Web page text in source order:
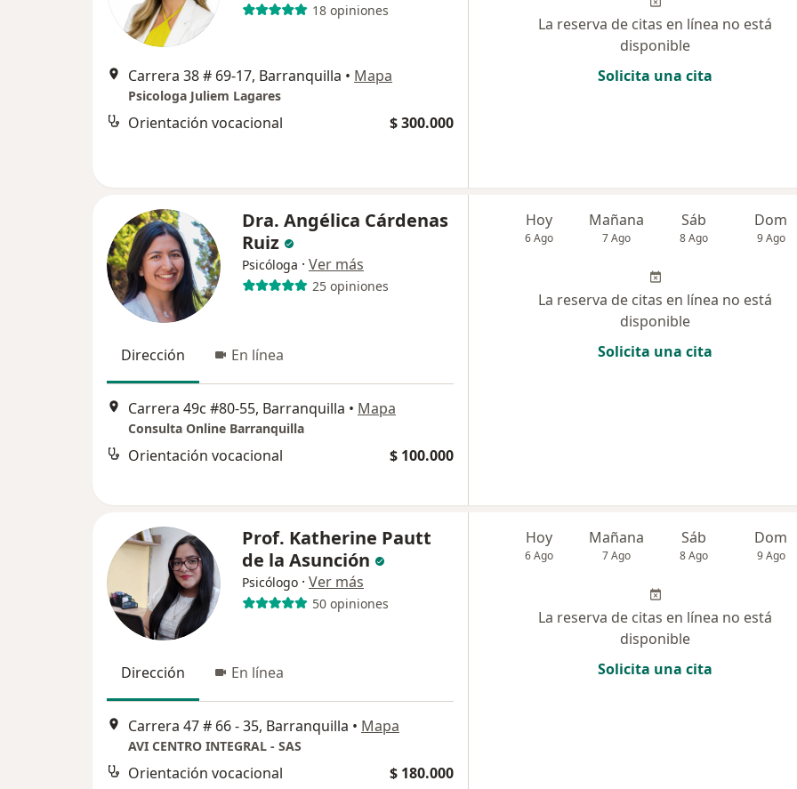
18 opiniones
Carrera 38 # 69-17, Barranquilla • Mapa
Psicologa Juliem Lagares
Orientación vocacional $ 300.000
La reserva de citas en línea no está
disponible
Solicita una cita
Dra. Angélica Cárdenas
Ruiz
Psicóloga · Ver más
25 opiniones
Dirección En línea
Carrera 49c #80-55, Barranquilla • Mapa
Consulta Online Barranquilla
Orientación vocacional $ 100.000
Hoy
6 Ago
Mañana
7 Ago
Sáb
8 Ago
Dom
9 Ago
La reserva de citas en línea no está
disponible
Solicita una cita
Prof. Katherine Pautt
de la Asunción
Psicólogo · Ver más
50 opiniones
Dirección En línea
Carrera 47 # 66 - 35, Barranquilla • Mapa
AVI CENTRO INTEGRAL - SAS
Orientación vocacional $ 180.000
Hoy
6 Ago
Mañana
7 Ago
Sáb
8 Ago
Dom
9 Ago
La reserva de citas en línea no está
disponible
Solicita una cita